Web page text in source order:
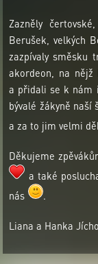
Zazněly
Berušek, velkých
zazpívaly směsku
akordeon, na nějž
a přidali se k nám
bývalé žákyně naší
a za to jim velmi
Děkujeme
a také
nás
.
Liana a Hanka